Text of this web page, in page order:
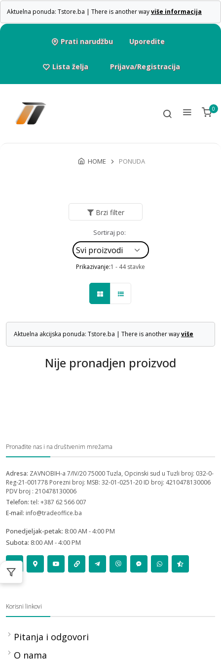
Aktuelna ponuda: Tstore.ba | There is another wayviše informacija
Prati narudžbu Uporedite
Lista želja Prijava/Registracija
0
HOME PONUDA
Brzi filter
Sortiraj po:
Prikazivanje:1 - 44 stavke
Aktuelna akcijska ponuda: Tstore.ba | There is another wayviše
Nije pronadjen proizvod
Pronađite nas i na društvenim mrežama
Adresa: ZAVNOBIH-a 7/IV/20 75000 Tuzla, Opcinski sud u Tuzli broj: 032-0-
Reg-21-001778 Porezni broj: MSB: 32-01-0251-20 ID broj: 4210478130006
PDV broj : 210478130006
Telefon: tel: +387 62 566 007
E-mail: info@tradeoffice.ba
Ponedjeljak-petak: 8:00 AM - 4:00 PM
Subota: 8:00 AM - 4:00 PM
Korisni linkovi
Pitanja i odgovori
O nama